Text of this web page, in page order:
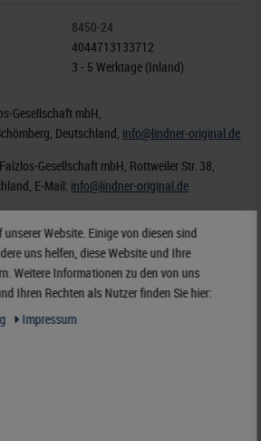
8450-24
4044713133712
3 - 5 Werktage (Inland)
Gesellschaft mbH,
Deutschland, info@lindner-original.de
Gesellschaft mbH, Rottweiler Str. 38,
, E-Mail: info@lindner-original.de
geeignet!
Website. Einige von diesen sind
uns helfen, diese Website und Ihre
Weitere Informationen zu den von uns
Ihren Rechten als Nutzer finden Sie hier:
Impressum